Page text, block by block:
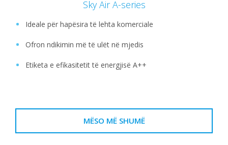
Sky Air A-series
Ideale për hapësira të lehta komerciale
Ofron ndikimin më të ulët në mjedis
Etiketa e efikasitetit të energjisë A++
MËSO MË SHUMË